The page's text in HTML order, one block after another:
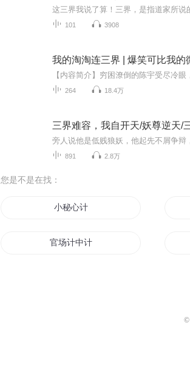
101 3908
我的淘淘连三界 | 爆笑可比我的
264 18.4万
三界难容，我自开天/妖尊逆天/
891 2.8万
您是不是在找：
小秘心计
官场计中计
©